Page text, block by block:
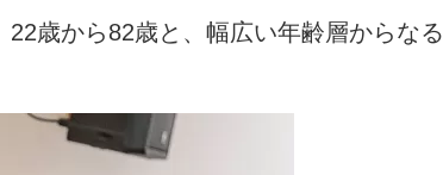
22歳から82歳と、幅広い年齢層からなる